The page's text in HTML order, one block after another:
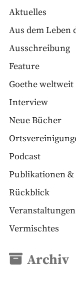
Aktuelles
Aus dem Leben
Ausschreibung
Feature
Goethe weltweit
Interview
Neue Bücher
Podcast
Publikationen
Rückblick
Veranstaltungen
Vermischtes
Archiv